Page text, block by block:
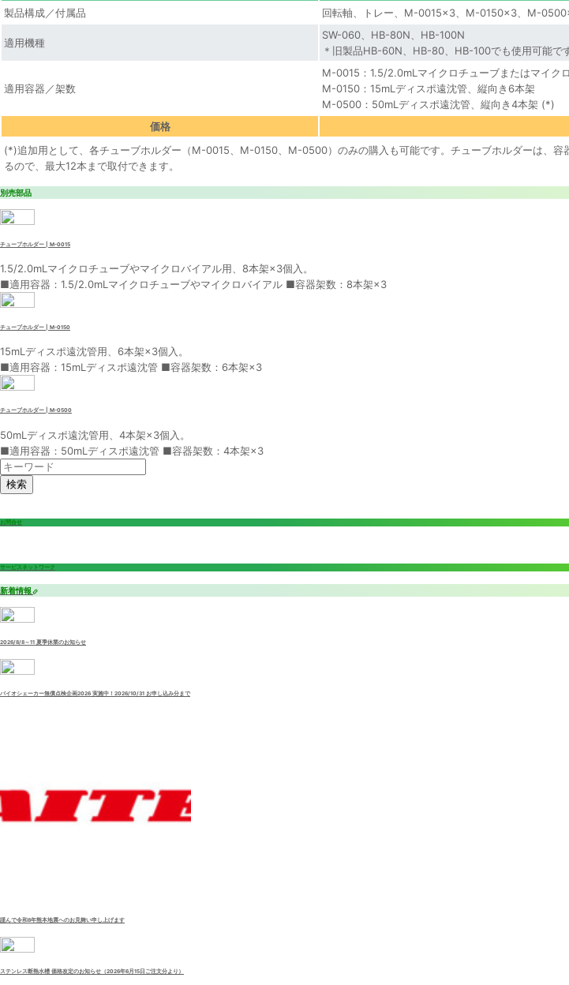
製品構成／付属品
回転軸、トレー、M-0015×3、M-0150×3、M-
適用機種
SW-060、HB-80N、HB-100N
＊旧製品HB-60N、HB-80、HB-100でも使用可能で
適用容器／架数
M-0015：1.5/2.0mLマイクロチューブまたはマイク
M-0150：15mLディスポ遠沈管、縦向き6本架
M-0500：50mLディスポ遠沈管、縦向き4本架 (*)
価格
(*)追加用として、各チューブホルダー（M-0015、M-0150、M-0500）のみの購入も可能です。チューブホルダーは、
るので、最大12本まで取付できます。
別売部品
チューブホルダー | M-0015
1.5/2.0mLマイクロチューブやマイクロバイアル用、8本架×3個入。
■適用容器：1.5/2.0mLマイクロチューブやマイクロバイアル ■容器架数：8本架×3
チューブホルダー | M-0150
15mLディスポ遠沈管用、6本架×3個入。
■適用容器：15mLディスポ遠沈管 ■容器架数：6本架×3
チューブホルダー | M-0500
50mLディスポ遠沈管用、4本架×3個入。
■適用容器：50mLディスポ遠沈管 ■容器架数：4本架×3
検索
お問合せ
サービスネットワーク
新着情報
2026/8/8～11 夏季休業のお知らせ
バイオシェーカー無償点検企画2026 実施中！2026/10/31 お申し込み分まで
謹んで令和8年熊本地震へのお見舞い申し上げます
ステンレス断熱水槽 価格改定のお知らせ（2026年6月15日ご注文分より）